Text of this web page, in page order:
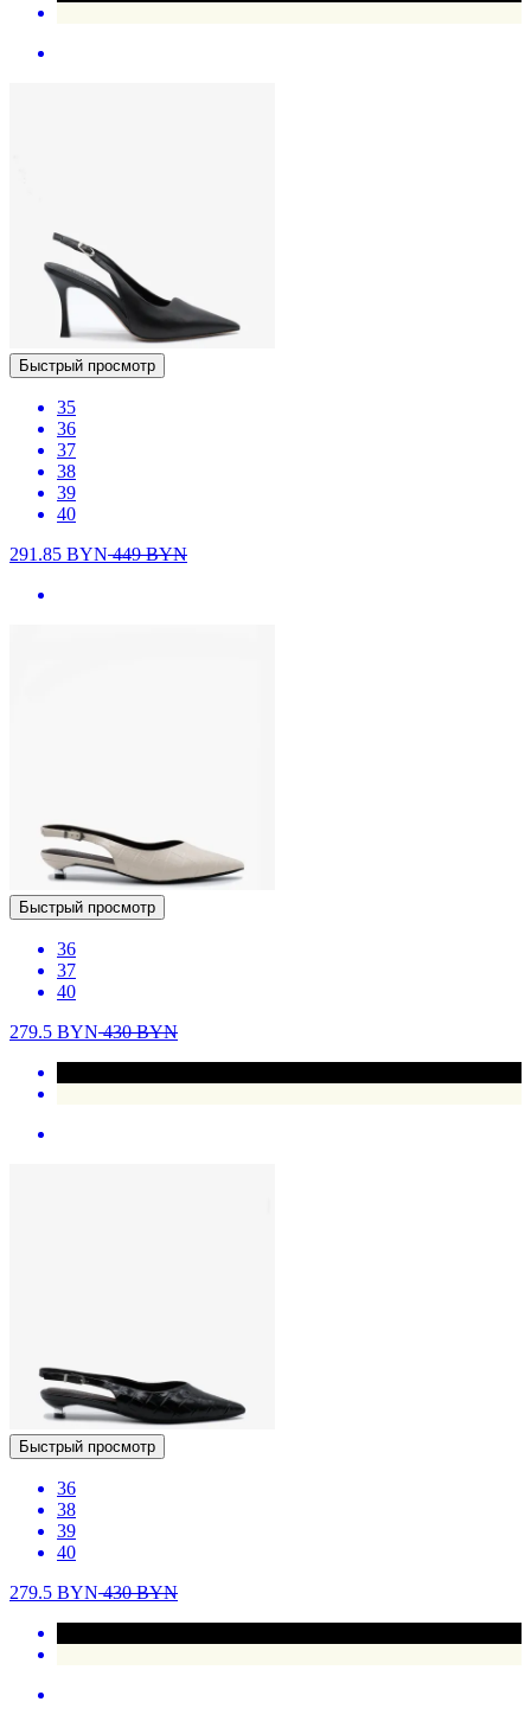
Быстрый просмотр
35
36
37
38
39
40
291.85 BYN449BYN
Быстрый просмотр
36
37
40
279.5 BYN430BYN
Быстрый просмотр
36
38
39
40
279.5 BYN430BYN